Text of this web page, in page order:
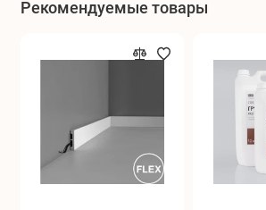
Рекомендуемые товары